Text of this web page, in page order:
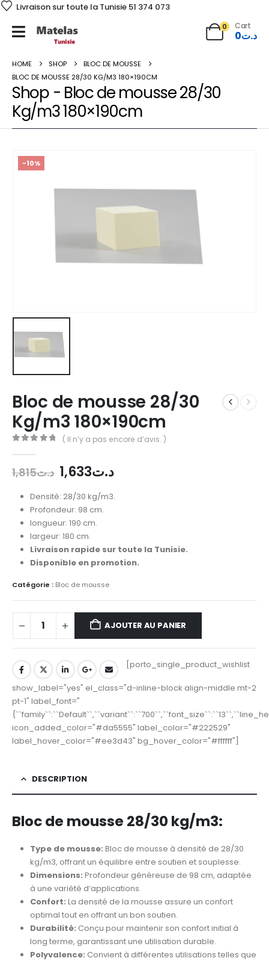
Livraison sur toute la Tunisie 51 374 073
0 Cart
د.ت0
HOME SHOP
BLOC DE MOUSSE
BLOC DE MOUSSE 28/30 KG/M3 180×190CM
Shop - Bloc de mousse 28/30
Kg/m3 180×190cm
-10%
Bloc de mousse 28/30
Kg/m3 180×190cm
( Il n’y a pas encore d’avis. )
د.ت1,815 د.ت1,633
Densité: 28/30 kg/m3.
Profondeur: 98 cm.
longueur: 190 cm.
largeur: 180 cm.
Livraison rapide sur toute la Tunisie.
Disponible en promotion.
Catégorie : Bloc de mousse
AJOUTER AU PANIER
[porto_single_product_wishlist
show_label="yes" el_class="d-inline-block align-middle mt-2
pt-1" label_font="
icon_added_color="#da5555" label_color="#222529"
label_hover_color="#ee3d43" bg_hover_color="#ffffff"]
DESCRIPTION
Bloc de mousse 28/30 kg/m3:
Type de mousse: Bloc de mousse à densité de 28/30
kg/m3, offrant un équilibre entre soutien et souplesse.
Dimensions: Profondeur généreuse de 98 cm, adaptée
à une variété d’applications.
Confort: La densité de la mousse assure un confort
optimal tout en offrant un bon soutien.
Durabilité: Conçu pour maintenir son confort initial à
long terme, garantissant une utilisation durable.
Polyvalence: Convient à différentes utilisations telles que